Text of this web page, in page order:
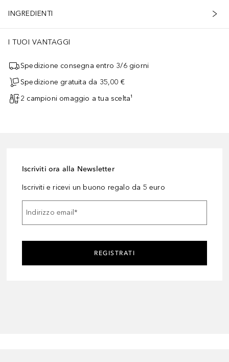
INGREDIENTI
I TUOI VANTAGGI
Spedizione consegna entro 3/6 giorni
Spedizione gratuita da 35,00 €
2 campioni omaggio a tua scelta¹
Iscriviti ora alla Newsletter
Iscriviti e ricevi un buono regalo da 5 euro
Indirizzo email*
REGISTRATI